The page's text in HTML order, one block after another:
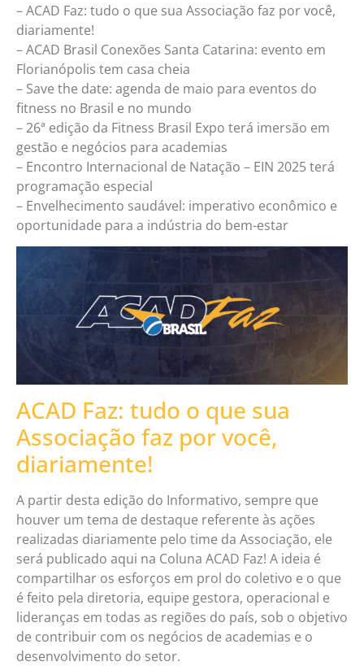
– ACAD Faz: tudo o que sua Associação faz por você,
diariamente!
– ACAD Brasil Conexões Santa Catarina: evento em
Florianópolis tem casa cheia
– Save the date: agenda de maio para eventos do
fitness no Brasil e no mundo
– 26ª edição da Fitness Brasil Expo terá imersão em
gestão e negócios para academias
– Encontro Internacional de Natação – EIN 2025 terá
programação especial
– Envelhecimento saudável: imperativo econômico e
oportunidade para a indústria do bem-estar
ACAD Faz: tudo o que sua
Associação faz por você,
diariamente!
A partir desta edição do Informativo, sempre que
houver um tema de destaque referente às ações
realizadas diariamente pelo time da Associação, ele
será publicado aqui na Coluna ACAD Faz! A ideia é
compartilhar os esforços em prol do coletivo e o que
é feito pela diretoria, equipe gestora, operacional e
lideranças em todas as regiões do país, sob o objetivo
de contribuir com os negócios de academias e o
desenvolvimento do setor.